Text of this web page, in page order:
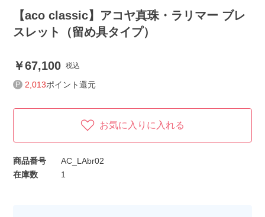
【aco classic】アコヤ真珠・ラリマー ブレ
スレット（留め具タイプ）
67,100 税込
2,013ポイント還元
お気に入りに入れる
商品番号
AC_LAbr02
在庫数
1